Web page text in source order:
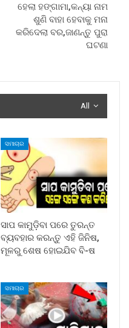
ହେଲା ହଙ୍ଗାମା,କନ୍ୟା ନାମ
ଶୁଣି ବାହା ହେବାକୁ ମନା
କରିଦେଲା ବର,ଜାଣନ୍ତୁ ପୁରା
ଘଟଣା
All
ସମାଚାର
ସାପ କାମୁଡ଼ିବା ପରେ ତୁରନ୍ତ
ବ୍ୟବହାର କରନ୍ତୁ ଏହି ଜିନିଷ,
ମୂଳରୁ ଶେଷ ହୋଇଯିବ ବି-ଷ
ସମାଚାର